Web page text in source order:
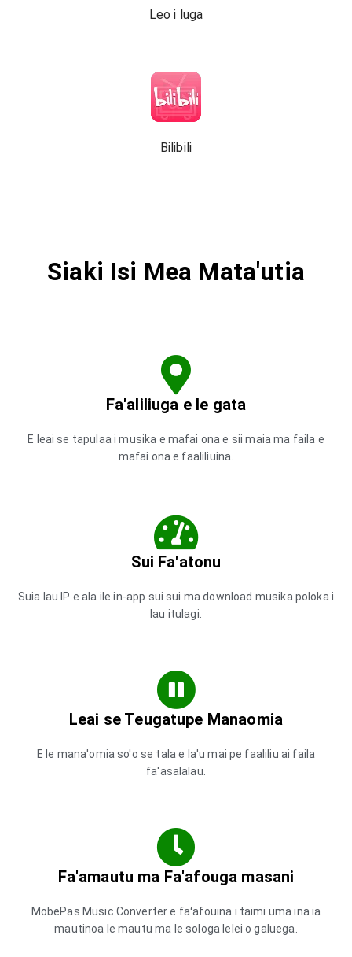
Leo i luga
Bilibili
Siaki Isi Mea Mata'utia
Fa'aliliuga e le gata
E leai se tapulaa i musika e mafai ona e sii maia ma faila e
mafai ona e faaliliuina.
Sui Fa'atonu
Suia lau IP e ala ile in-app sui sui ma download musika poloka i
lau itulagi.
Leai se Teugatupe Manaomia
E le mana'omia so'o se tala e la'u mai pe faaliliu ai faila
fa'asalalau.
Fa'amautu ma Fa'afouga masani
MobePas Music Converter e faʻafouina i taimi uma ina ia
mautinoa le mautu ma le sologa lelei o galuega.